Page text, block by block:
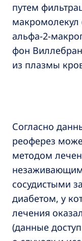
путем
макромолекул
альфа-2-
фон
из плазмы
Согласно
реоферез
методом
сосудистыми
диабетом, у
лечения
(данные